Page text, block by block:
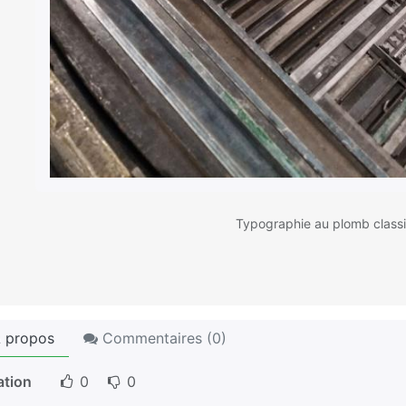
Typographie au plomb
propos Commentaires (0)
0 0